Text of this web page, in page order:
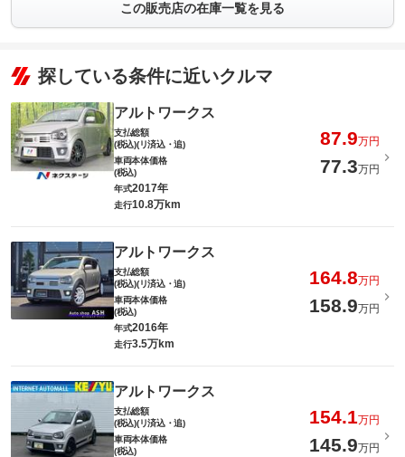
この販売店の在庫一覧を見る
探している条件に近いクルマ
アルトワークス
支払総額
(税込)(リ済込・追)
87.9万円
車両本体価格
(税込)
77.3万円
年式2017年
走行10.8万km
アルトワークス
支払総額
(税込)(リ済込・追)
164.8万円
車両本体価格
(税込)
158.9万円
年式2016年
走行3.5万km
アルトワークス
支払総額
(税込)(リ済込・追)
154.1万円
車両本体価格
(税込)
145.9万円